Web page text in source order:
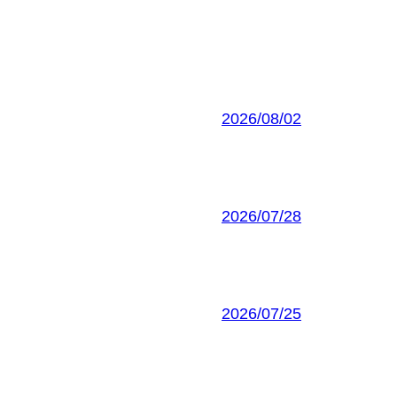
2026/08/02
2026/07/28
2026/07/25